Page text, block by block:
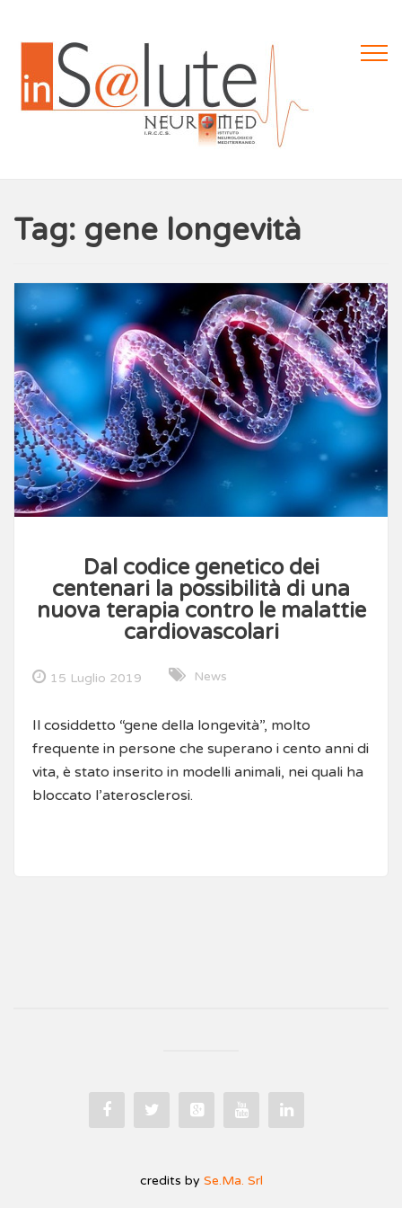
Tag: gene longevità
Dal codice genetico dei
centenari la possibilità di una
nuova terapia contro le malattie
cardiovascolari
15 Luglio 2019 News
Il cosiddetto “gene della longevità”, molto
frequente in persone che superano i cento anni di
vita, è stato inserito in modelli animali, nei quali ha
bloccato l’aterosclerosi.
credits by Se.Ma. Srl